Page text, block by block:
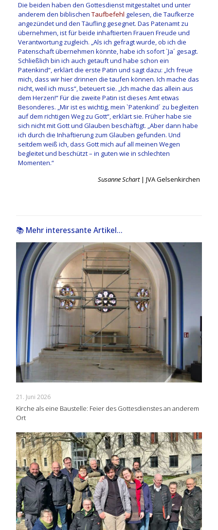
Die beiden haben den Gottesdienst mitgestaltet und unter
anderem den biblischen Taufbefehl gelesen, die Taufkerze
angezündet und den Täufling gesegnet. Das Patenamt zu
übernehmen, ist für beide inhaftierten Frauen Freude und
Verantwortung zugleich. „Als ich gefragt wurde, ob ich die
Patenschaft übernehmen könnte, habe ich sofort `Ja´ gesagt.
Schließlich bin ich auch getauft und habe schon ein
Patenkind“, erklärt die erste Patin und sagt dazu: „Ich freue
mich, dass wir hier drinnen die taufen können. Ich mache das
nicht, weil ich muss“, beteuert sie. „Ich mache das allein aus
dem Herzen!“ Für die zweite Patin ist dieses Amt etwas
Besonderes. „Mir ist es wichtig, mein `Patenkind´ zu begleiten
auf dem richtigen Weg zu Gott“, erklärt sie. Früher habe sie
sich nicht mit Gott und Glauben beschäftigt. „Aber dann habe
ich durch die Inhaftierung zum Glauben gefunden. Und
seitdem weiß ich, dass Gott mich auf all meinen Wegen
begleitet und beschützt – in guten wie in schlechten
Momenten.“​
Susanne Schart | JVA Gelsenkirchen
📚 Mehr interessante Artikel...
21. Juni 2026
Kirche als eine Baustelle: Feier des Gottesdienstes an anderem
Ort